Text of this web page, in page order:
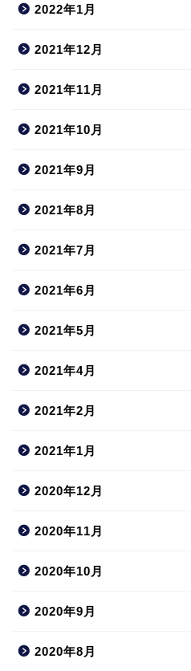
2022年1月
2021年12月
2021年11月
2021年10月
2021年9月
2021年8月
2021年7月
2021年6月
2021年5月
2021年4月
2021年2月
2021年1月
2020年12月
2020年11月
2020年10月
2020年9月
2020年8月